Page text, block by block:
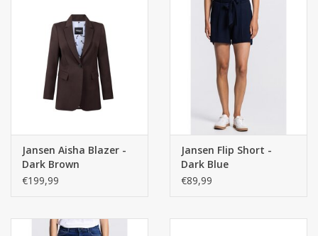
Jansen Aisha Blazer -
Dark Brown
€199,99
Jansen Flip Short -
Dark Blue
€89,99